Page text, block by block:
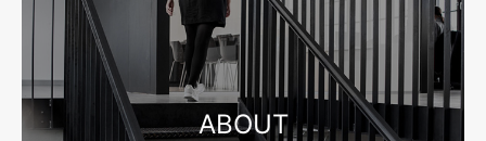
2026-08-04 17:55:09
宁波制造业网站建设公司怎么选？先看产品询盘字段
ABOUT